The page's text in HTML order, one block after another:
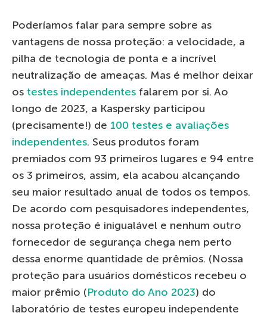
Poderíamos falar para sempre sobre as
vantagens de nossa proteção: a velocidade, a
pilha de tecnologia de ponta e a incrível
neutralização de ameaças. Mas é melhor deixar
os testes independentes falarem por si. Ao
longo de 2023, a Kaspersky participou
(precisamente!) de 100 testes e avaliações
independentes. Seus produtos foram
premiados com 93 primeiros lugares e 94 entre
os 3 primeiros, assim, ela acabou alcançando
seu maior resultado anual de todos os tempos.
De acordo com pesquisadores independentes,
nossa proteção é inigualável e nenhum outro
fornecedor de segurança chega nem perto
dessa enorme quantidade de prêmios. (Nossa
proteção para usuários domésticos recebeu o
maior prêmio (Produto do Ano 2023) do
laboratório de testes europeu independente